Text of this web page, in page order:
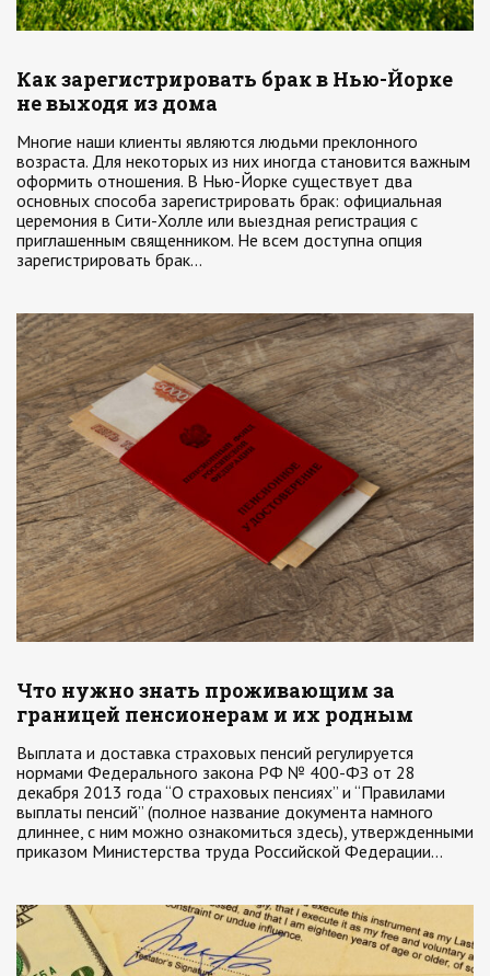
Как зарегистрировать брак в Нью-Йорке
не выходя из дома
Многие наши клиенты являются людьми преклонного
возраста. Для некоторых из них иногда становится важным
оформить отношения. В Нью-Йорке существует два
основных способа зарегистрировать брак: официальная
церемония в Сити-Холле или выездная регистрация с
приглашенным священником. Не всем доступна опция
зарегистрировать брак…
Что нужно знать проживающим за
границей пенсионерам и их родным
Выплата и доставка страховых пенсий регулируется
нормами Федерального закона РФ № 400-ФЗ от 28
декабря 2013 года “О страховых пенсиях” и “Правилами
выплаты пенсий” (полное название документа намного
длиннее, с ним можно ознакомиться здесь), утвержденными
приказом Министерства труда Российской Федерации…